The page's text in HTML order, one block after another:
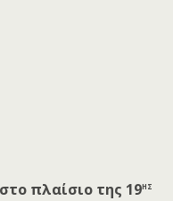
πλαίσιο της 19ης